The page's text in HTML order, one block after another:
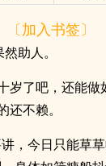
〔加入书签〕
助人。
岁了吧，还能做
不赖。
，今日只能草